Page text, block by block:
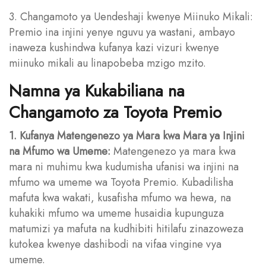
3. Changamoto ya Uendeshaji kwenye Miinuko Mikali:
Premio ina injini yenye nguvu ya wastani, ambayo
inaweza kushindwa kufanya kazi vizuri kwenye
miinuko mikali au linapobeba mzigo mzito.
Namna ya Kukabiliana na
Changamoto za Toyota Premio
1. Kufanya Matengenezo ya Mara kwa Mara ya Injini
na Mfumo wa Umeme: Matengenezo ya mara kwa
mara ni muhimu kwa kudumisha ufanisi wa injini na
mfumo wa umeme wa Toyota Premio. Kubadilisha
mafuta kwa wakati, kusafisha mfumo wa hewa, na
kuhakiki mfumo wa umeme husaidia kupunguza
matumizi ya mafuta na kudhibiti hitilafu zinazoweza
kutokea kwenye dashibodi na vifaa vingine vya
umeme.